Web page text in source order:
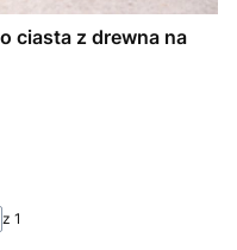
ciasta z drewna na
z 1